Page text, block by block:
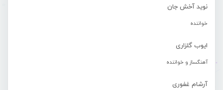
نوید آخش جان
خواننده
ایوب گلزاری
آهنگساز و خواننده
آرشام غفوری